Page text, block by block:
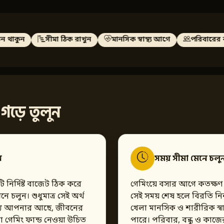
সীমা ঠিক রাখুন মানসিক স্বাস্থ্য আগে পরিবারের
গড়ে তুলুন
বাজেট ঠিক করে
চলুন। শুধুমাত্র সেই অর্থ
আপনার আছে, জীবনের
ফান্ড নেওয়া উচিত
সময় সীমা মেনে
গেমিংয়ে বসার আগে
সেই সময় শেষ হলে বিরতি
খেলা মানসিক ও শারীরিক
পারে। পরিবার, বন্ধু ও